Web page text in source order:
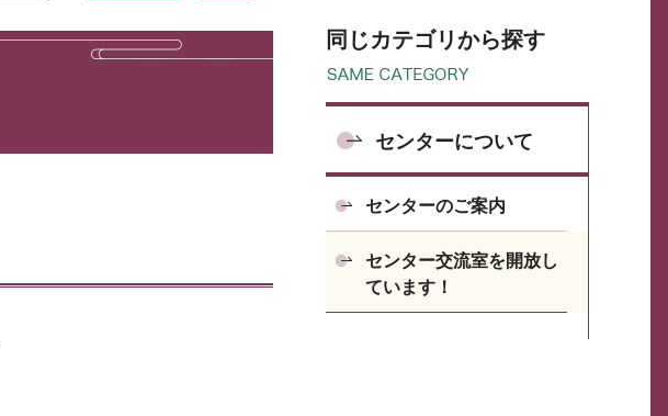
同じカテゴリから探す
センターについて
センターのご案内
センター交流室を開放し
ています！